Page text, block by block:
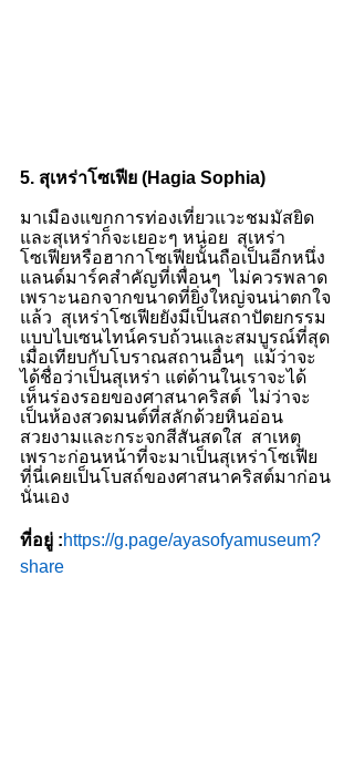
5. สุเหร่าโซเฟีย (Hagia Sophia)
มาเมืองแขกการท่องเที่ยวแวะชมมัสยิด
และสุเหร่าก็จะเยอะๆ หน่อย  สุเหร่า
โซเฟียหรือฮากาโซเฟียนั้นถือเป็นอีกหนึ่ง
แลนด์มาร์คสำคัญที่เพื่อนๆ  ไม่ควรพลาด
เพราะนอกจากขนาดที่ยิ่งใหญ่จนน่าตกใจ
แล้ว  สุเหร่าโซเฟียยังมีเป็นสถาปัตยกรรม
แบบไบเซนไทน์ครบถ้วนและสมบูรณ์ที่สุด
เมื่อเทียบกับโบราณสถานอื่นๆ  แม้ว่าจะ
ได้ชื่อว่าเป็นสุเหร่า แต่ด้านในเราจะได้
เห็นร่องรอยของศาสนาคริสต์  ไม่ว่าจะ
เป็นห้องสวดมนต์ที่สลักด้วยหินอ่อน
สวยงามและกระจกสีสันสดใส  สาเหตุ
เพราะก่อนหน้าที่จะมาเป็นสุเหร่าโซเฟีย
ที่นี่เคยเป็นโบสถ์ของศาสนาคริสต์มาก่อน
นั่นเอง
ที่อยู่ :https://g.page/ayasofyamuseum?
share